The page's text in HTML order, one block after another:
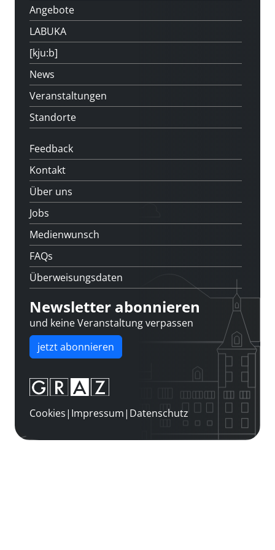
Angebote
LABUKA
[kju:b]
News
Veranstaltungen
Standorte
Feedback
Kontakt
Über uns
Jobs
Medienwunsch
FAQs
Überweisungsdaten
Newsletter abonnieren
und keine Veranstaltung verpassen
jetzt abonnieren
Cookies| Impressum| Datenschutz